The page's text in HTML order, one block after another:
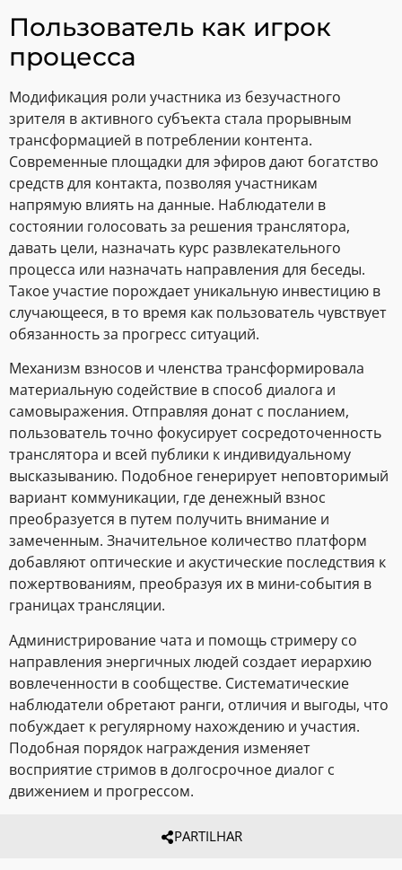
Пользователь как игрок
процесса
Модификация роли участника из безучастного
зрителя в активного субъекта стала прорывным
трансформацией в потреблении контента.
Современные площадки для эфиров дают богатство
средств для контакта, позволяя участникам
напрямую влиять на данные. Наблюдатели в
состоянии голосовать за решения транслятора,
давать цели, назначать курс развлекательного
процесса или назначать направления для беседы.
Такое участие порождает уникальную инвестицию в
случающееся, в то время как пользователь чувствует
обязанность за прогресс ситуаций.
Механизм взносов и членства трансформировала
материальную содействие в способ диалога и
самовыражения. Отправляя донат с посланием,
пользователь точно фокусирует сосредоточенность
транслятора и всей публики к индивидуальному
высказыванию. Подобное генерирует неповторимый
вариант коммуникации, где денежный взнос
преобразуется в путем получить внимание и
замеченным. Значительное количество платформ
добавляют оптические и акустические последствия к
пожертвованиям, преобразуя их в мини-события в
границах трансляции.
Администрирование чата и помощь стримеру со
направления энергичных людей создает иерархию
вовлеченности в сообществе. Систематические
наблюдатели обретают ранги, отличия и выгоды, что
побуждает к регулярному нахождению и участия.
Подобная порядок награждения изменяет
восприятие стримов в долгосрочное диалог с
движением и прогрессом.
PARTILHAR